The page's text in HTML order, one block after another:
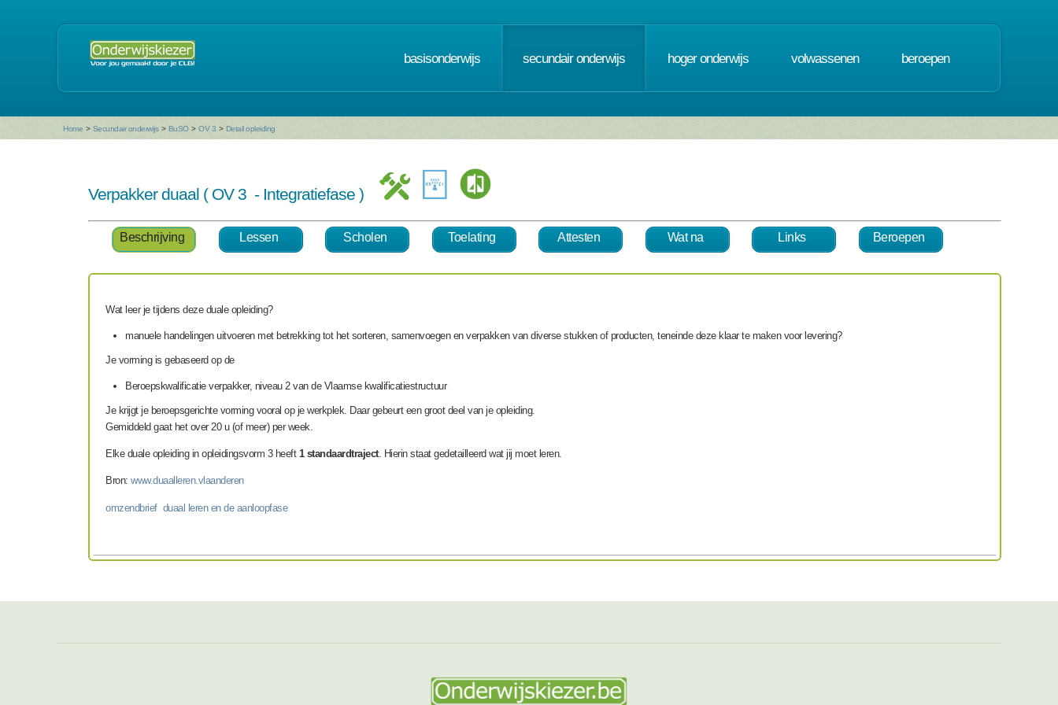
basisonderwijs secundair onderwijs hoger onderwijs volwassenen beroepen
Home > Secundair onderwijs > BuSO > OV 3 > Detail opleiding
Verpakker duaal ( OV 3 - Integratiefase )
Beschrijving Lessen Scholen Toelating Attesten Wat na Links Beroepen
Wat leer je tijdens deze duale opleiding?
manuele handelingen uitvoeren met betrekking tot het sorteren, samenvoegen en verpakken van diverse stukken of producten, teneinde deze klaar te maken voor levering?
Je vorming is gebaseerd op de
Beroepskwalificatie verpakker, niveau 2 van de Vlaamse kwalificatiestructuur
Je krijgt je beroepsgerichte vorming vooral op je werkplek. Daar gebeurt een groot deel van je opleiding.
Gemiddeld gaat het over 20 u (of meer) per week.
Elke duale opleiding in opleidingsvorm 3 heeft 1 standaardtraject. Hierin staat gedetailleerd wat jij moet leren.
Bron: www.duaalleren.vlaanderen
omzendbrief duaal leren en de aanloopfase